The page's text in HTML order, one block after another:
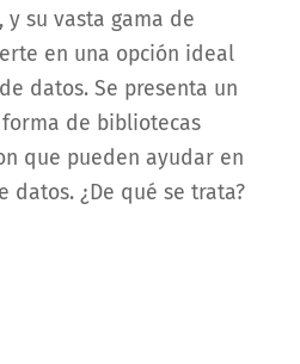
y su vasta gama de
en una opción ideal
datos. Se presenta un
de bibliotecas
que pueden ayudar en
datos. ¿De qué se trata?